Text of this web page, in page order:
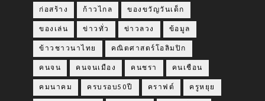
ก่อสร้าง ก้าวไกล ของขวัญวันเด็ก
ของเล่น ข่าวทั่ว ข่าวลวง ข้อมูล
ข้าวชาวนาไทย คณิตศาสตร์โอลิมปิก
คนจน คนจนเมือง คนชรา คนเชือน
คมนาคม ครบรอบ50ปี คราฟต์ ครูหยุย